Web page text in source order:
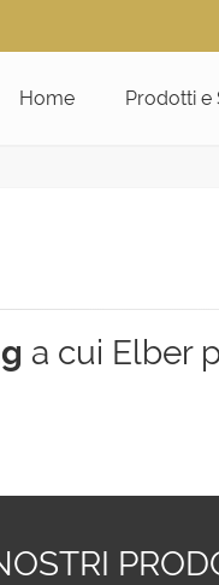
Home Prodotti e
a cui Elber